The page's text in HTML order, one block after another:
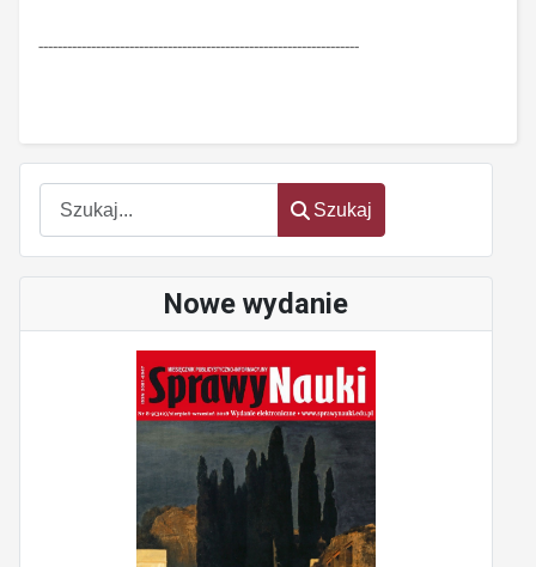
Szukaj
Szukaj
Nowe wydanie
-------------------------------------------------------------------